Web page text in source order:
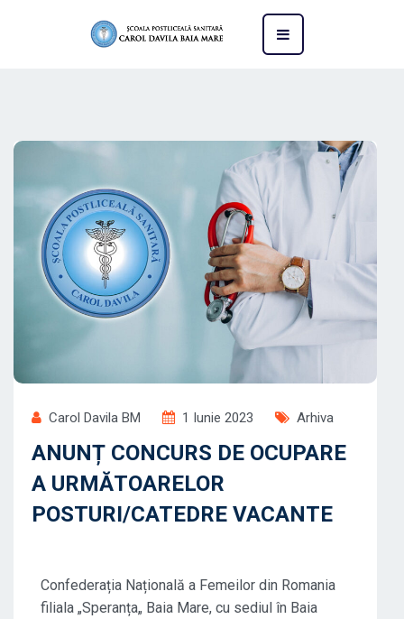
Carol Davila BM 1 Iunie 2023 Arhiva
ANUNȚ CONCURS DE OCUPARE
A URMĂTOARELOR
POSTURI/CATEDRE VACANTE
Confederația Națională a Femeilor din Romania
filiala „Speranța„ Baia Mare, cu sediul în Baia